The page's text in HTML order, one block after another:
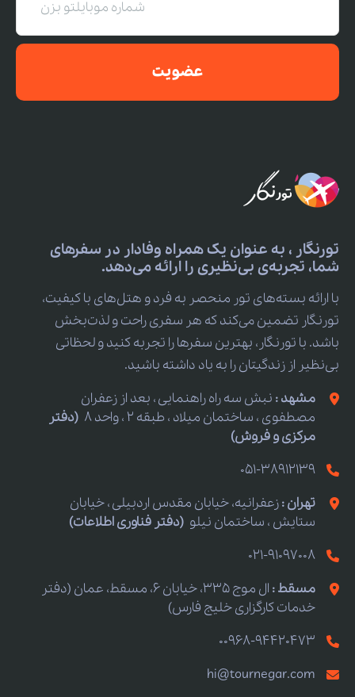
عضویت
تورنگار ، به عنوان یک همراه وفادار در سفرهای
شما، تجربه‌ی بی‌نظیری را ارائه می‌دهد.
با ارائه بسته‌های تور منحصر به فرد و هتل‌های با کیفیت،
تورنگار تضمین می‌کند که هر سفری راحت و لذت‌بخش
باشد. با تورنگار، بهترین سفرها را تجربه کنید و لحظاتی
بی‌نظیر از زندگیتان را به یاد داشته باشید.
مشهد : نبش سه راه راهنمایی ، بعد از زعفران
مصطفوی ، ساختمان میلاد ، طبقه 2 ، واحد 8
(دفتر
مرکزی و فروش)
051-38912139
تهران :زعفرانیه، خیابان مقدس اردبیلی ، خیابان
ستایش ، ساختمان نیلو (دفتر فناوری اطلاعات)
021-91097008
مسقط :
ال موج 335، خیابان 6، مسقط، عمان (دفتر
خدمات کارگزاری خلیج فارس)
00968-94420473
hi@tournegar.com